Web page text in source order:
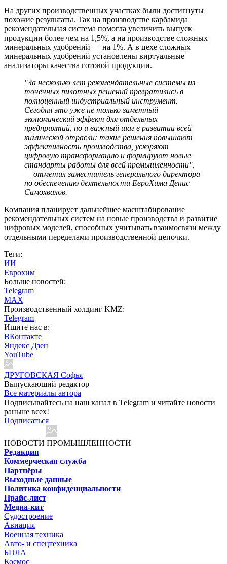
На других производственных участках были достигнуты
похожие результаты. Так на производстве карбамида
рекомендательная система помогла увеличить выпуск
продукции более чем на 1,5%, а на производстве сложных
минеральных удобрений — на 1%. А в цехе сложных
минеральных удобрений установлены виртуальные
анализаторы качества готовой продукции.
"За несколько лет рекомендательные системы из
точечных пилотных решений превратились в
полноценный индустриальный инструмент.
Сегодня это уже не только заметный
экономический эффект для отдельных
предприятий, но и важный шаг в развитии всей
химической отрасли: такие решения повышают
эффективность производства, ускоряют
цифровую трансформацию и формируют новые
стандарты работы для всей промышленности",
— отметил заместитель генерального директора
по обеспечению деятельности ЕвроХима Денис
Самохвалов.
Компания планирует дальнейшее масштабирование
рекомендательных систем на новые производства и развитие
цифровых моделей, способных учитывать взаимосвязи между
отдельными переделами производственной цепочки.
Теги:
ИИ
Еврохим
Больше новостей:
Telegram
MAX
Производственный холдинг KMZ:
Telegram
Ищите нас в:
ВКонтакте
Яндекс Дзен
YouTube
ДРУГОВСКАЯ Софья
Выпускающий редактор
Все материалы автора
Подписывайтесь на наш канал в Telegram и читайте новости
раньше всех!
Подписаться
НОВОСТИ ПРОМЫШЛЕННОСТИ
Редакция
Коммерческая служба
Партнёры
Выходные данные
Политика конфиденциальности
Прайс-лист
Медиа-кит
Судостроение
Авиация
Военная техника
Авто- и спецтехника
БПЛА
Космос